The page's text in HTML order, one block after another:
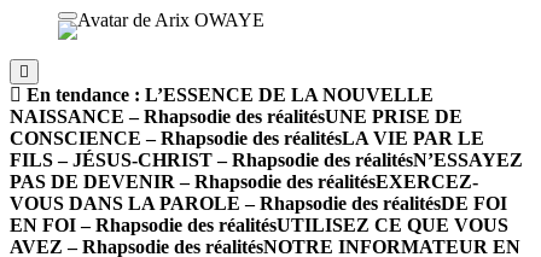
En tendance : L’ESSENCE DE LA NOUVELLE
NAISSANCE – Rhapsodie des réalitésUNE PRISE DE
CONSCIENCE – Rhapsodie des réalitésLA VIE PAR LE
FILS – JÉSUS-CHRIST – Rhapsodie des réalitésN’ESSAYEZ
PAS DE DEVENIR – Rhapsodie des réalitésEXERCEZ-
VOUS DANS LA PAROLE – Rhapsodie des réalitésDE FOI
EN FOI – Rhapsodie des réalitésUTILISEZ CE QUE VOUS
AVEZ – Rhapsodie des réalitésNOTRE INFORMATEUR EN